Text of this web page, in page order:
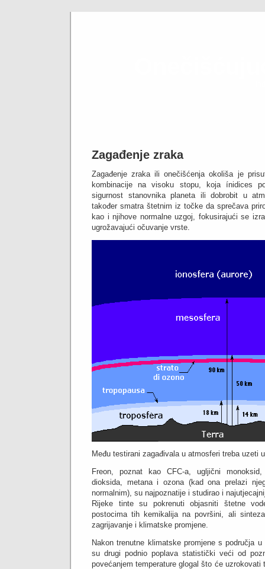
Zagađenje zraka
Zagađenje zraka ili onečišćenja okoliša je
kombinacije na visoku stopu, koja ínidices
sigurnost stanovnika planeta ili dobrobit u
također smatra štetnim iz točke da sprečava
kao i njihove normalne uzgoj, fokusirajući se
ugrožavajući očuvanje vrste.
Među testirani zagađivala u atmosferi treba uzeti
Freon, poznat kao CFC-a, ugljični
dioksida, metana i ozona (kad ona prelazi
normalnim), su najpoznatije i studirao i
Rijeke tinte su pokrenuti objasniti štetne
postocima tih kemikalija na površini, ali
zagrijavanje i klimatske promjene.
Nakon trenutne klimatske promjene s područja
su drugi podnio poplava statistički veći od
povećanjem temperature glogal što će uzrokovati